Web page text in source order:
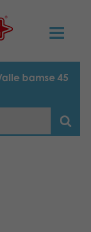
bamse 45